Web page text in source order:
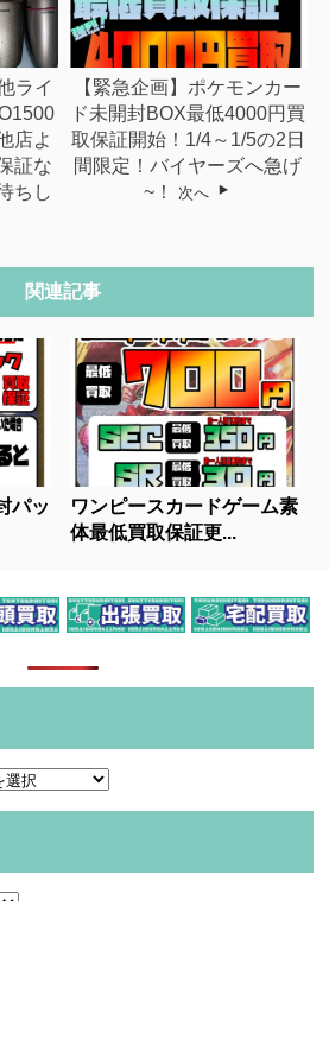
ライ
店よ
証な
ちし
【緊急企画】ポケモンカー
ド未開封BOX最低4000円買
取保証開始！1/4～1/5の2日
間限定！バイヤーズへ急げ
~！
次へ
関連記事
パッ
ワンピースカードゲーム素
体最低買取保証更...